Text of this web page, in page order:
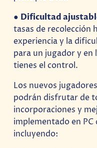
● Dificultad
tasas de recolección
experiencia y la
para un jugador y
tienes el control.
Los nuevos
podrán disfrutar de
incorporaciones y
implementado en
incluyendo: